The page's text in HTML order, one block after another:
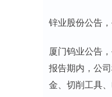
锌业股份公告
厦门钨业公告
报告期内，公
金、切削工具